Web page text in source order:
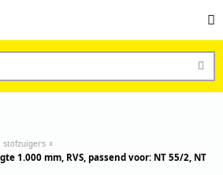
stofzuigers
1.000 mm, RVS, passend voor: NT 55/2, NT